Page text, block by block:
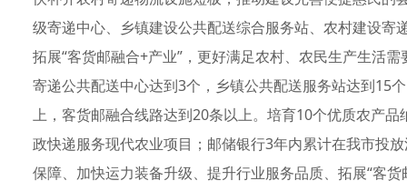
级寄递中心、乡镇建设公共配送综合服务站、农村建设
拓展“客货邮融合+产业”，更好满足农村、农民生产生活
寄递公共配送中心达到3个，乡镇公共配送服务站达到15
上，客货邮融合线路达到20条以上。培育10个优质农产
政快递服务现代农业项目；邮储银行3年内累计在我市投
保障、加快运力装备升级、提升行业服务品质、拓展“客